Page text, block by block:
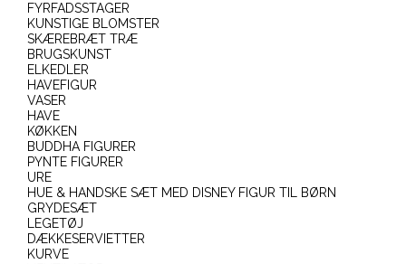
FYRFADSSTAGER
KUNSTIGE BLOMSTER
SKÆREBRÆT TRÆ
BRUGSKUNST
ELKEDLER
HAVEFIGUR
VASER
HAVE
KØKKEN
BUDDHA FIGURER
PYNTE FIGURER
URE
HUE & HANDSKE SÆT MED DISNEY FIGUR TIL BØRN
GRYDESÆT
LEGETØJ
DÆKKESERVIETTER
KURVE